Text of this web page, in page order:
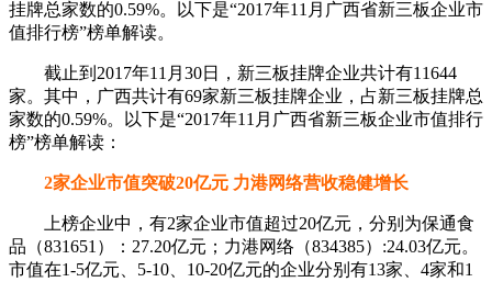
挂牌总家数的0.59%。以下是“2017年11月广西省新三板企业市
值排行榜”榜单解读。
截止到2017年11月30日，新三板挂牌企业共计有11644
家。其中，广西共计有69家新三板挂牌企业，占新三板挂牌总
家数的0.59%。以下是“2017年11月广西省新三板企业市值排行
榜”榜单解读：
2家企业市值突破20亿元 力港网络营收稳健增长
上榜企业中，有2家企业市值超过20亿元，分别为保通食
品（831651）：27.20亿元；力港网络（834385）:24.03亿元。
市值在1-5亿元、5-10、10-20亿元的企业分别有13家、4家和1